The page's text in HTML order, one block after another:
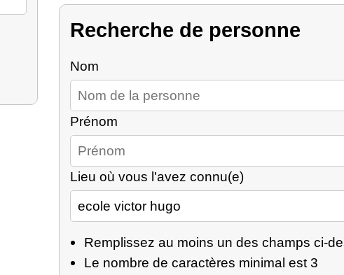
Recherche de personne
Nom
Prénom
Lieu où vous l'avez connu(e)
Remplissez au moins un des champs ci-
Le nombre de caractères minimal est 3